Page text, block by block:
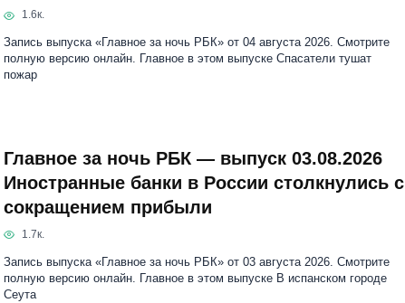
1.6к.
Запись выпуска «Главное за ночь РБК» от 04 августа 2026. Смотрите
полную версию онлайн. Главное в этом выпуске Спасатели тушат
пожар
Главное за ночь РБК — выпуск 03.08.2026
Иностранные банки в России столкнулись с
сокращением прибыли
1.7к.
Запись выпуска «Главное за ночь РБК» от 03 августа 2026. Смотрите
полную версию онлайн. Главное в этом выпуске В испанском городе
Сеута